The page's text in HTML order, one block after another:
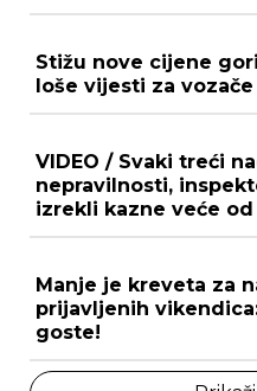
Stižu nove cijene
loše vijesti za vozače
VIDEO / Svaki treći
nepravilnosti,
izrekli kazne veće
Manje je kreveta za
prijavljenih
goste!